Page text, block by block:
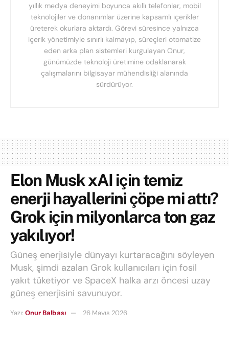
yıllık medya deneyimi boyunca akıllı telefonlar, mobil
teknolojiler ve donanımlar üzerine kapsamlı içerikler
üreterek okurlara aktardı. Görevi süresince yalnızca
içerik yönetimiyle sınırlı kalmayıp, süreçleri otomatize
eden arka plan sistemleri kurgulayan Onur,
günümüzde teknoloji üretimine odaklanarak
çalışmalarını bilgisayar mühendisliği alanında
sürdürüyor.
Elon Musk xAI için temiz
enerji hayallerini çöpe mi attı?
Grok için milyonlarca ton gaz
yakılıyor!
Güneş enerjisiyle dünyayı kurtaracağını söyleyen
Musk, şimdi azalan Grok kullanıcıları için fosil
yakıt tüketiyor ve SpaceX halka arzı öncesi uzay
güneş enerjisini savunuyor.
Yazı: Onur Balbaşı
26 Mayıs 2026